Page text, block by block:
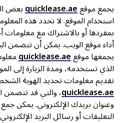
يجمع موقعquicklease.aeبعض
استخدام الموقع. لا تحدد هذه
بمفردها أو بالاشتراك مع
أداء موقع الويب. يمكن أن تتضمن
يجمعها موقعquicklease.ae
الذي تستخدمه، ومدة الزيارة إلى
تقديم معلومات تحديد الهوية
quicklease.ae، والتي قد
وعنوان بريدك الإلكتروني. يمكن
التعليقات أو رسائل البريد